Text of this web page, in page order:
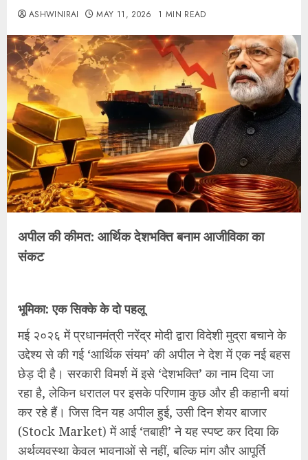
ASHWINIRAI MAY 11, 2026 1 MIN READ
अपील की कीमत: आर्थिक देशभक्ति बनाम आजीविका का
संकट
भूमिका: एक सिक्के के दो पहलू
मई २०२६ में प्रधानमंत्री नरेंद्र मोदी द्वारा विदेशी मुद्रा बचाने के
उद्देश्य से की गई ‘आर्थिक संयम’ की अपील ने देश में एक नई बहस
छेड़ दी है। सरकारी विमर्श में इसे ‘देशभक्ति’ का नाम दिया जा
रहा है, लेकिन धरातल पर इसके परिणाम कुछ और ही कहानी बयां
कर रहे हैं। जिस दिन यह अपील हुई, उसी दिन शेयर बाजार
(Stock Market) में आई ‘तबाही’ ने यह स्पष्ट कर दिया कि
अर्थव्यवस्था केवल भावनाओं से नहीं, बल्कि मांग और आपूर्ति